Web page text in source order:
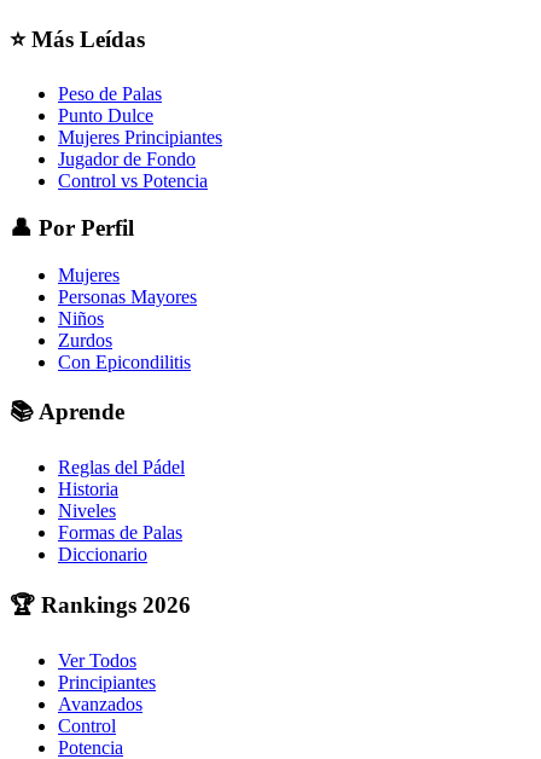
⭐Más Leídas
Peso de Palas
Punto Dulce
Mujeres Principiantes
Jugador de Fondo
Control vs Potencia
👤 Por Perfil
Mujeres
Personas Mayores
Niños
Zurdos
Con Epicondilitis
📚Aprende
Reglas del Pádel
Historia
Niveles
Formas de Palas
Diccionario
🏆 Rankings 2026
Ver Todos
Principiantes
Avanzados
Control
Potencia